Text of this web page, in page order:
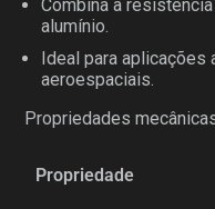
Combina a
alumínio.
Ideal para aplicações
aeroespaciais.
Propriedades
Propriedade